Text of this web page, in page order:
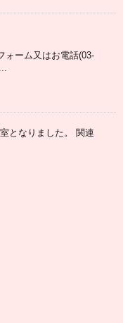
ォーム又はお電話(03-
となりました。 関連